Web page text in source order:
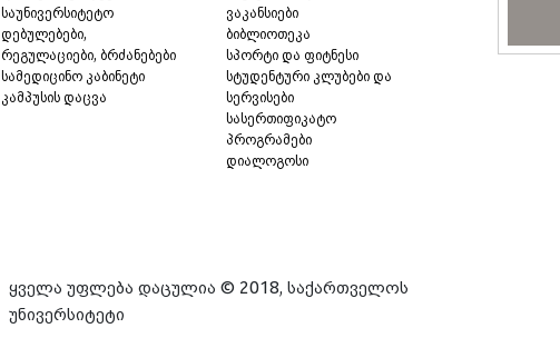
საუნივერსიტეტო
დებულებები,
რეგულაციები, ბრძანებები
სამედიცინო კაბინეტი
კამპუსის დაცვა
ვაკანსიები
ბიბლიოთეკა
სპორტი და ფიტნესი
სტუდენტური კლუბები და
სერვისები
სასერთიფიკატო
პროგრამები
დიალოგოსი
ყველა უფლება დაცულია © 2018, საქართველოს
უნივერსიტეტი